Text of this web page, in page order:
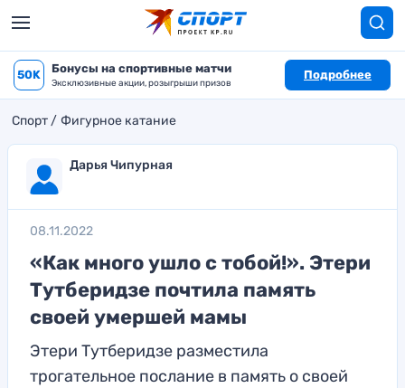
50K Бонусы на спортивные матчи
Эксклюзивные акции, розыгрыши призов
Подробнее
Спорт Фигурное катание
Дарья Чипурная
08.11.2022
«Как много ушло с тобой!». Этери
Тутберидзе почтила память
своей умершей мамы
Этери Тутберидзе разместила
трогательное послание в память о своей